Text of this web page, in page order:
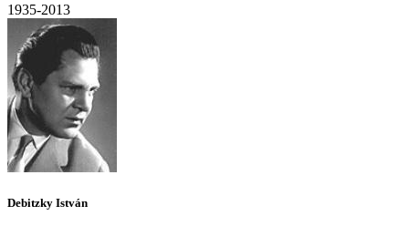
1935-2013
Debitzky István